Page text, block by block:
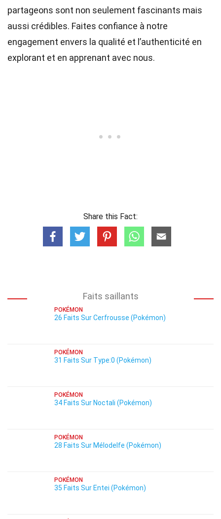
partageons sont non seulement fascinants mais
aussi crédibles. Faites confiance à notre
engagement envers la qualité et l’authenticité en
explorant et en apprenant avec nous.
Share this Fact:
Faits saillants
POKÉMON
26 Faits Sur Cerfrousse (Pokémon)
POKÉMON
31 Faits Sur Type:0 (Pokémon)
POKÉMON
34 Faits Sur Noctali (Pokémon)
POKÉMON
28 Faits Sur Mélodelfe (Pokémon)
POKÉMON
35 Faits Sur Entei (Pokémon)